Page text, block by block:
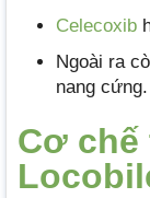
Celecoxib
Ngoài ra
nang cứng.
Cơ